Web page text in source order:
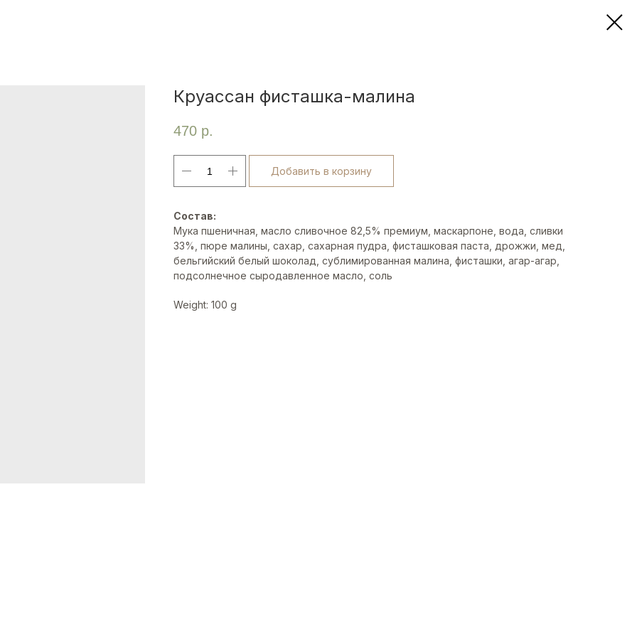
Круассан фисташка-малина
470 р.
Добавить в корзину
Состав:
Мука пшеничная, масло сливочное 82,5% премиум, маскарпоне, вода, сливки
33%, пюре малины, сахар, сахарная пудра, фисташковая паста, дрожжи, мед,
бельгийский белый шоколад, сублимированная малина, фисташки, агар-агар,
подсолнечное сыродавленное масло, соль
Weight: 100 g